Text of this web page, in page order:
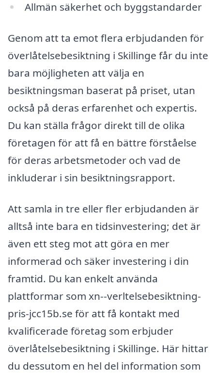
Allmän säkerhet och byggstandarder
Genom att ta emot flera erbjudanden för
överlåtelsebesiktning i Skillinge får du inte
bara möjligheten att välja en
besiktningsman baserat på priset, utan
också på deras erfarenhet och expertis.
Du kan ställa frågor direkt till de olika
företagen för att få en bättre förståelse
för deras arbetsmetoder och vad de
inkluderar i sin besiktningsrapport.
Att samla in tre eller fler erbjudanden är
alltså inte bara en tidsinvestering; det är
även ett steg mot att göra en mer
informerad och säker investering i din
framtid. Du kan enkelt använda
plattformar som xn--verltelsebesiktning-
pris-jcc15b.se för att få kontakt med
kvalificerade företag som erbjuder
överlåtelsebesiktning i Skillinge. Här hittar
du dessutom en hel del information som